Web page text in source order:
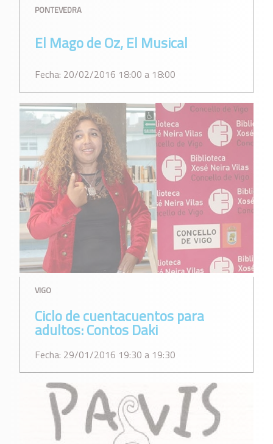
PONTEVEDRA
El Mago de Oz, El Musical
Fecha: 20/02/2016 18:00 a 18:00
VIGO
Ciclo de cuentacuentos para
adultos: Contos Daki
Fecha: 29/01/2016 19:30 a 19:30